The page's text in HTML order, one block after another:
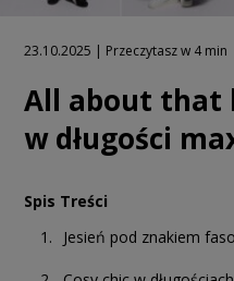
23.10.2025 | Przeczytasz w 4 min
All about that
w długości
Spis Treści
Jesień pod znakiem